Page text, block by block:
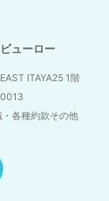
ューロー
EAST ITAYA25 1階
・各種約款その他